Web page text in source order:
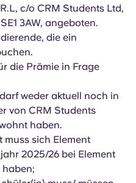
c/o CRM Students Ltd,
3AW, angeboten.
die ein
die Prämie in Frage
weder aktuell noch in
von CRM Students
haben.
muss sich Element
2025/26 bei Element
haben;